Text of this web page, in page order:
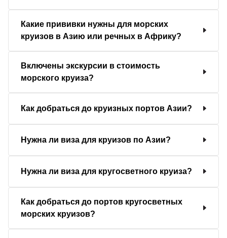
Какие прививки нужны для морских
круизов в Азию или речных в Африку?
Включены экскурсии в стоимость
морского круиза?
Как добраться до круизных портов Азии?
Нужна ли виза для круизов по Азии?
Нужна ли виза для кругосветного круиза?
Как добраться до портов кругосветных
морских круизов?